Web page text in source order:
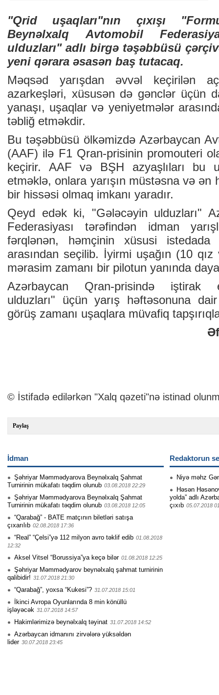
"Qrid uşaqları"nın çıxışı
Beynəlxalq Avtomobil
ulduzları" adlı birgə təşəbbüsü
yeni qərara əsasən baş tutacaq.
Məqsəd yarışdan əvvəl keçirilən
azarkeşləri, xüsusən də gənclər üçün
yanaşı, uşaqlar və yeniyetmələr
təbliğ etməkdir.
Bu təşəbbüsü ölkəmizdə Azərbaycan
(AAF) ilə F1 Qran-prisinin promouteri
keçirir. AAF və BŞH azyaşlıları bu
etməklə, onlara yarışın müstəsna və ən
bir hissəsi olmaq imkanı yaradır.
Qeyd edək ki, "Gələcəyin ulduzları"
Federasiyası tərəfindən idman
fərqlənən, həmçinin xüsusi
arasından seçilib. İyirmi uşağın (10
mərasim zamanı bir pilotun yanında
Azərbaycan Qran-prisində iştirak
ulduzları" üçün yarış həftəsonuna
görüş zamanı uşaqlara müvafiq
© İstifadə edilərkən "Xalq qəzeti"nə istinad
Paylaş
İdman
Şəhriyar Məmmədyarova Beynəlxalq Şahmat
Turnirinin mükafatı təqdim olunub 03.08.2018 22:29
Şəhriyar Məmmədyarova Beynəlxalq Şahmat
Turnirinin mükafatı təqdim olunub 03.08.2018 12:05
“Qarabağ” - BATE matçının biletləri satışa
çıxarılıb 02.08.2018 17:36
“Real” “Çelsi”yə 112 milyon avro təklif edib 01.08.2018
12:32
Aksel Vitsel “Borussiya”ya keçə bilər 01.08.2018 12:25
Şəhriyar Məmmədyarov beynəlxalq şahmat turnirinin
qalibidir! 31.07.2018 21:30
“Qarabağ”, yoxsa “Kukesi”? 31.07.2018 15:01
İkinci Avropa Oyunlarında 8 min könüllü
işləyəcək 31.07.2018 14:57
Hakimlərimizə beynəlxalq təyinat 31.07.2018 14:52
Azərbaycan idmanını zirvələrə yüksəldən
lider 30.07.2018 23:45
Redaktorun
Niyə məhz
Həsən
yolda” adlı
çıxıb 05.07.2018